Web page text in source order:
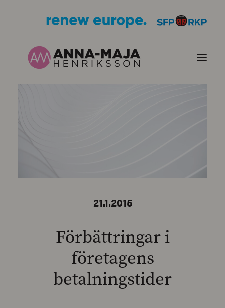
SEARCH
21.1.2015
Förbättringar i
företagens
betalningstider